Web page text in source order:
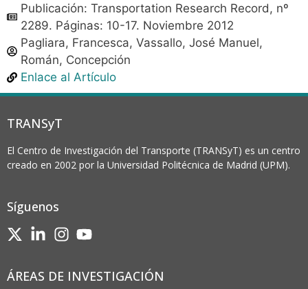
Publicación: Transportation Research Record, nº
2289. Páginas: 10-17. Noviembre 2012
Pagliara, Francesca, Vassallo, José Manuel,
Román, Concepción
Enlace al Artículo
TRANSyT
El Centro de Investigación del Transporte (TRANSyT) es un centro
creado en 2002 por la Universidad Politécnica de Madrid (UPM).
Síguenos
ÁREAS DE INVESTIGACIÓN